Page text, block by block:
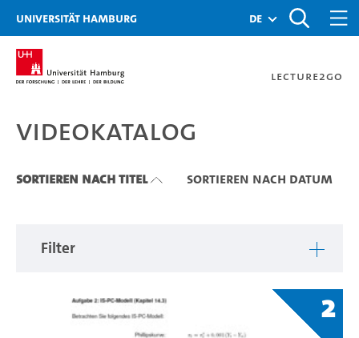
Zu den Filtern
Zur Metanavigation
Zur Hauptnavigation
Zur Suche
Zum Inhalt
Zum Seitenfuss
Universität Hamburg de
Lecture2Go
Videokatalog
Videokatalog
Sortieren nach Titel Sortieren nach Datum
Filter
2